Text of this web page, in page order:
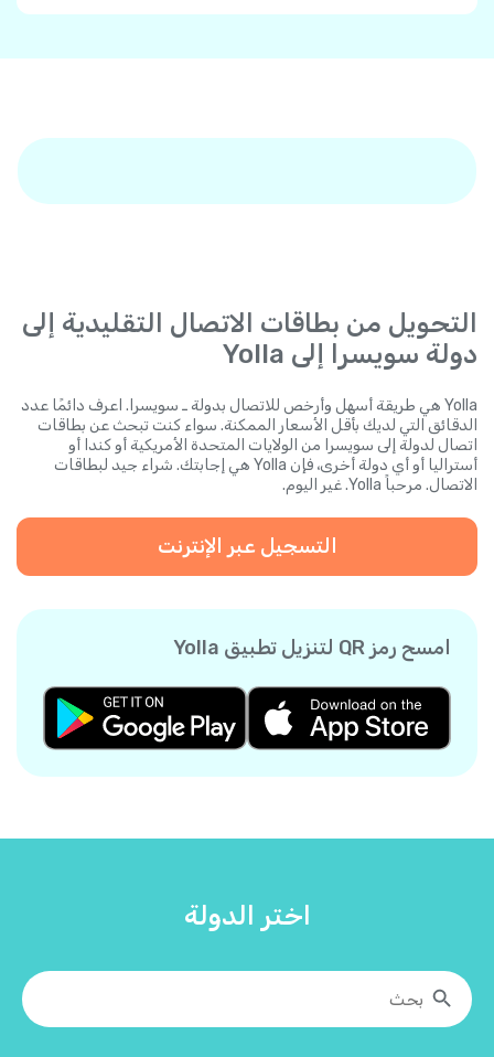
التحويل من بطاقات الاتصال التقليدية إلى
دولة سويسرا إلى Yolla
Yolla هي طريقة أسهل وأرخص للاتصال بدولة ـ سويسرا. اعرف دائمًا عدد
الدقائق التي لديك بأقل الأسعار الممكنة. سواء كنت تبحث عن بطاقات
اتصال لدولة إلى سويسرا من الولايات المتحدة الأمريكية أو كندا أو
أستراليا أو أي دولة أخرى، فإن Yolla هي إجابتك. شراء جيد لبطاقات
الاتصال. مرحباً Yolla. غير اليوم.
التسجيل عبر الإنترنت
امسح رمز QR لتنزيل تطبيق Yolla
اختر الدولة